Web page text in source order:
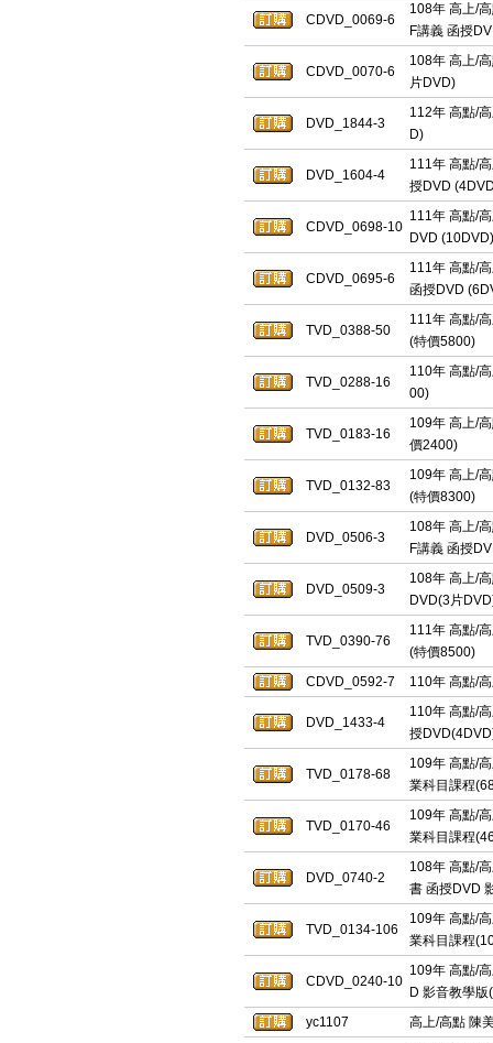
CDVD_0069-6
108年 高上/
F講義 函授
CDVD_0070-6
108年 高上/
片DVD)
DVD_1844-3
112年 高點/
D)
DVD_1604-4
111年 高點/
授DVD
CDVD_0698-10
111年 高點/
DVD (10DVD)
CDVD_0695-6
111年 高點/
函授DVD
TVD_0388-50
111年 高點/
(特價5800)
TVD_0288-16
110年 高點/
00)
TVD_0183-16
109年 高上/
價2400)
TVD_0132-83
109年 高上/
(特價8300)
DVD_0506-3
108年 高上/
F講義 函授
DVD_0509-3
108年 高上/
DVD(3片
TVD_0390-76
111年 高點/
(特價8500)
CDVD_0592-7
110年 高點/
DVD_1433-4
110年 高點/
授
TVD_0178-68
109年 高點/
業科目課程
TVD_0170-46
109年 高點/
業科目課程
DVD_0740-2
108年 高點/
書 函授DVD
TVD_0134-106
109年 高點/
業科目課程
CDVD_0240-10
109年 高點/
D 影音教學
yc1107
高上/高點 陳